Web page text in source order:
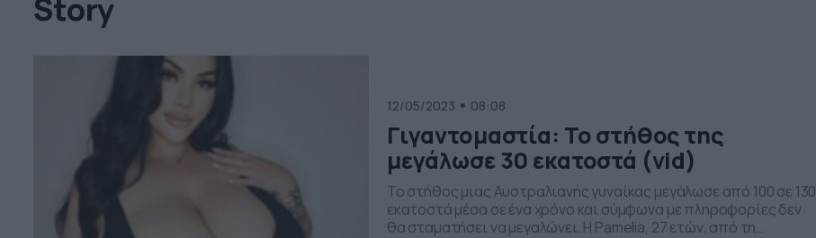
Story
12/05/2023 08:08
Γιγαντομαστία: Το στήθος της
μεγάλωσε 30 εκατοστά (vid)
Το στήθος μιας Αυστραλιανής γυναίκας μεγάλωσε από 100 σε 130
εκατοστά μέσα σε ένα χρόνο και σύμφωνα με πληροφορίες δεν
θα σταματήσει να μεγαλώνει. Η Pamelia, 27 ετών, από τη